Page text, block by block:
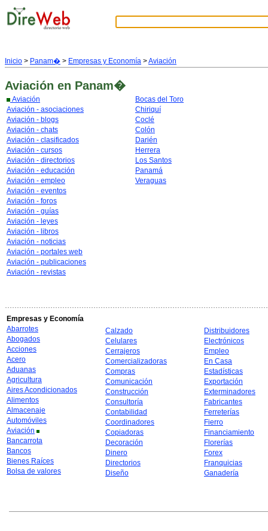
Inicio > Panam� > Empresas y Economía >Aviación
Aviación en Panam�
Aviación
Aviación - asociaciones
Aviación - blogs
Aviación - chats
Aviación - clasificados
Aviación - cursos
Aviación - directorios
Aviación - educación
Aviación - empleo
Aviación - eventos
Aviación - foros
Aviación - guías
Aviación - leyes
Aviación - libros
Aviación - noticias
Aviación - portales web
Aviación - publicaciones
Aviación - revistas
Bocas del Toro
Chiriquí
Coclé
Colón
Darién
Herrera
Los Santos
Panamá
Veraguas
Empresas y Economía
Abarrotes
Abogados
Acciones
Acero
Aduanas
Agricultura
Aires Acondicionados
Alimentos
Almacenaje
Automóviles
Aviación
Bancarrota
Bancos
Bienes Raíces
Bolsa de valores
Calzado
Celulares
Cerrajeros
Comercializadoras
Compras
Comunicación
Construcción
Consultoría
Contabilidad
Coordinadores
Copiadoras
Decoración
Dinero
Directorios
Diseño
Distribuidores
Electrónicos
Empleo
En Casa
Estadísticas
Exportación
Exterminadores
Fabricantes
Ferreterías
Fierro
Financiamiento
Florerías
Forex
Franquicias
Ganadería